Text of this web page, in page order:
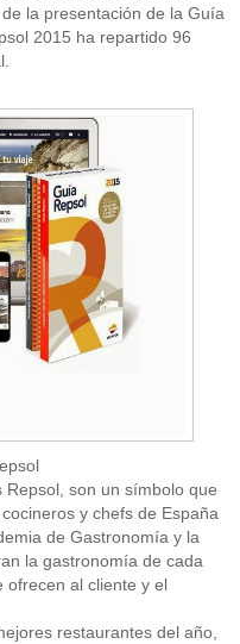
la presentación de la Guía
2015 ha repartido 96
son un símbolo que
y chefs de España
de Gastronomía y la
la gastronomía de cada
ofrecen al cliente y el
restaurantes del año,